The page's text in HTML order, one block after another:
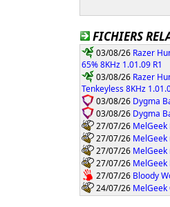
FICHIERS
03/08/26 Razer
65% 8KHz 1.01.09 R1
03/08/26 Razer
Tenkeyless 8KHz
03/08/26 Dygma
03/08/26 Dygma
27/07/26 MelGeek
27/07/26 MelGeek
27/07/26 MelGeek
27/07/26 MelGeek
27/07/26 Bloody
24/07/26 MelGeek